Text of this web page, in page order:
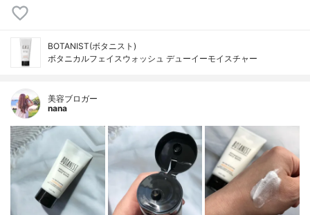
BOTANIST(ボタニスト)
ボタニカルフェイスウォッシュ デューイーモイスチャー
美容ブロガー
nana